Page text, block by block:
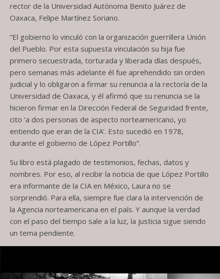
rector de la Universidad Autónoma Benito Juárez de
Oaxaca, Felipe Martínez Soriano.
“El gobierno lo vinculó con la organización guerrillera Unión
del Pueblo. Por esta supuesta vinculación su hija fue
primero secuestrada, torturada y liberada días después,
pero semanas más adelante él fue aprehendido sin orden
judicial y lo obligaron a firmar su renuncia a la rectoría de la
Universidad de Oaxaca, y él afirmó que su renuncia se la
hicieron firmar en la Dirección Federal de Seguridad frente,
cito ‘a dos personas de aspecto norteamericano, yo
entiendo que eran de la CIA’. Esto sucedió en 1978,
durante el gobierno de López Portillo”.
Su libro está plagado de testimonios, fechas, datos y
nombres. Por eso, al recibir la noticia de que López Portillo
era informante de la CIA en México, Laura no se
sorprendió. Para ella, siempre fue clara la intervención de
la Agencia norteamericana en el país. Y aunque la verdad
con el paso del tiempo sale a la luz, la justicia sigue siendo
un tema pendiente.